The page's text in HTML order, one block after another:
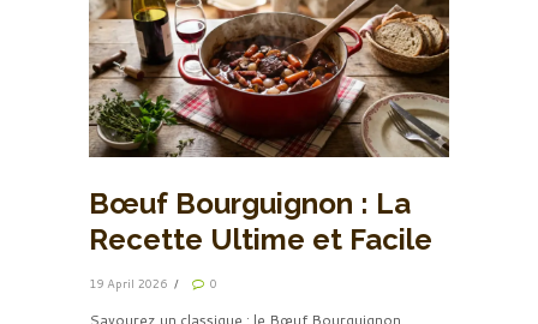
Bœuf Bourguignon : La
Recette Ultime et Facile
19 April 2026 0
Savourez un classique : le Bœuf Bourguignon